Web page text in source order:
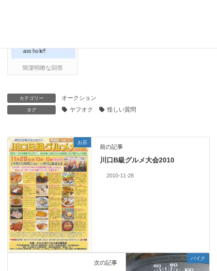
簡潔明瞭な回答
カテゴリー オークション
タグ ヤフオク 怪しい質問
お店
前の記事
川口B級グルメ大会2010
2010-11-28
バイク
次の記事